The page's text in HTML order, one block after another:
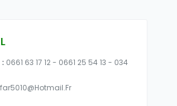
0661 63 17 12 - 0661 25 54 13 - 034